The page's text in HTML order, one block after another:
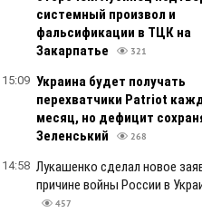
системный произвол и
фальсификации в ТЦК на
Закарпатье
321
15:09 Украина будет получать
перехватчики Patriot
месяц, но дефицит
Зеленський
268
14:58 Лукашенко сделал новое
причине войны России в
457